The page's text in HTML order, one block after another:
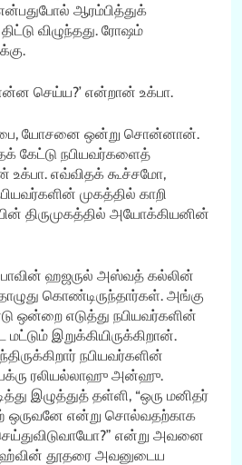
ஆரம்பித்துக்
விழுந்தது. ரோஷம்
செய்ய?’ என்றான் உக்பா.
உபை, யோசனை ஒன்று சொன்னான்.
நபியவர்களைத்
உக்பா. எவ்விதக் கூச்சமோ,
முகத்தில் காறி
திருமுகத்தில் அயோக்கியனின்
ஹஜருல் அஸ்வத் கல்லின்
கொண்டிருந்தார்கள். அங்கு
ஒன்றை எடுத்து நபியவர்களின்
இறுக்கியிருக்கிறான்.
நபியவர்களின்
ரலியல்லாஹு அன்ஹு.
இழுத்துத் தள்ளி, “ஒரு மனிதர்
என்று சொல்வதற்காக
என்று அவனை
தூதரை அவனுடைய